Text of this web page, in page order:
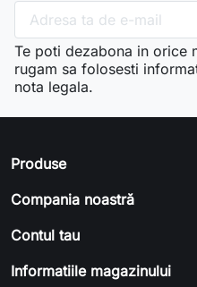
Te poti dezabona in orice
rugam sa folosesti
nota legala.
Produse
Compania noastră
Contul tau
Informatiile magazinului